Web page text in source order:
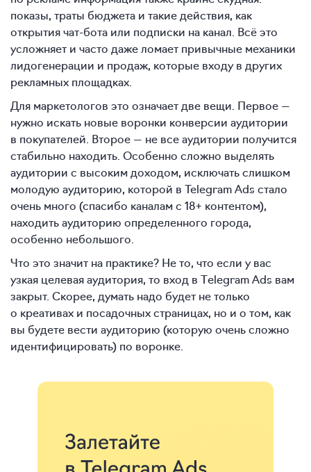
показы, траты бюджета и такие действия, как
открытия чат-бота или подписки на канал. Всё это
усложняет и часто даже ломает привычные механики
лидогенерации и продаж, которые входу в других
рекламных площадках.
Для маркетологов это означает две вещи. Первое —
нужно искать новые воронки конверсии аудитории
в покупателей. Второе — не все аудитории получится
стабильно находить. Особенно сложно выделять
аудитории с высоким доходом, исключать слишком
молодую аудиторию, которой в Telegram Ads стало
очень много (спасибо каналам с 18+ контентом),
находить аудиторию определенного города,
особенно небольшого.
Что это значит на практике? Не то, что если у вас
узкая целевая аудитория, то вход в Тelegram Ads вам
закрыт. Скорее, думать надо будет не только
о креативах и посадочных страницах, но и о том, как
вы будете вести аудиторию (которую очень сложно
идентифицировать) по воронке.